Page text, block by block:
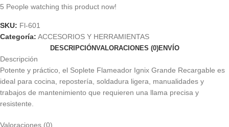
5 People watching this product now!
SKU: Fl-601
Categoría: ACCESORIOS Y HERRAMIENTAS
DESCRIPCIÓNVALORACIONES (0)ENVÍO
Descripción
Potente y práctico, el Soplete Flameador Ignix Grande Recargable es
ideal para cocina, repostería, soldadura ligera, manualidades y
trabajos de mantenimiento que requieren una llama precisa y
resistente.
Valoraciones (0)